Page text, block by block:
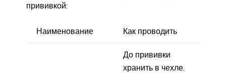
прививкой:
Наименование Как проводить
До прививки
хранить в чехле.